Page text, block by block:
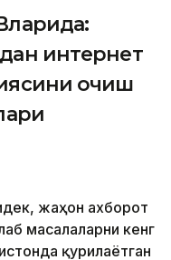
интернет
очиш
жаҳон ахборот
масалаларни кенг
қурилаётган